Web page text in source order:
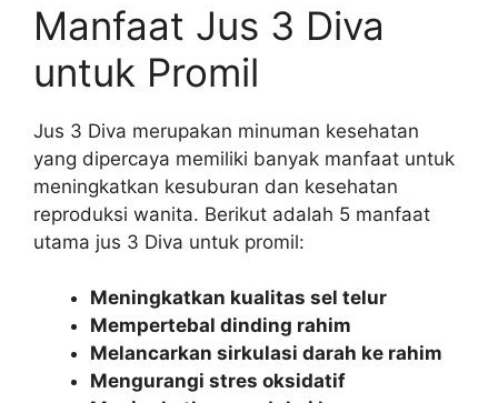
Manfaat Jus 3 Diva
untuk Promil
Jus 3 Diva merupakan minuman kesehatan
yang dipercaya memiliki banyak manfaat untuk
meningkatkan kesuburan dan kesehatan
reproduksi wanita. Berikut adalah 5 manfaat
utama jus 3 Diva untuk promil:
Meningkatkan kualitas sel telur
Mempertebal dinding rahim
Melancarkan sirkulasi darah ke rahim
Mengurangi stres oksidatif